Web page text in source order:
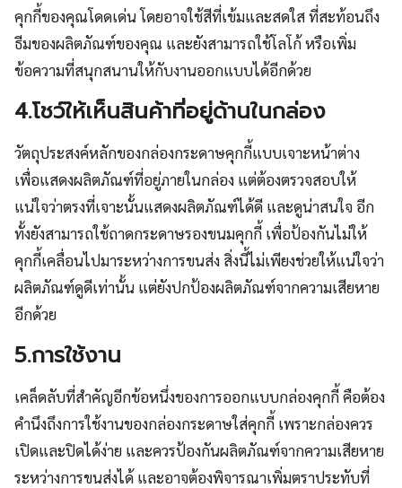
คุกกี้ของคุณโดดเด่น โดยอาจใช้สีที่เข้มและสดใส ที่สะท้อนถึง
ธีมของผลิตภัณฑ์ของคุณ และยังสามารถใช้โลโก้ หรือเพิ่ม
ข้อความที่สนุกสนานให้กับงานออกแบบได้อีกด้วย
4.โชว์ให้เห็นสินค้าที่อยู่ด้านในกล่อง
วัตถุประสงค์หลักของกล่องกระดาษคุกกี้แบบเจาะหน้าต่าง
เพื่อแสดงผลิตภัณฑ์ที่อยู่ภายในกล่อง แต่ต้องตรวจสอบให้
แน่ใจว่าตรงที่เจาะนั้นแสดงผลิตภัณฑ์ได้ดี และดูน่าสนใจ อีก
ทั้งยังสามารถใช้ถาดกระดาษรองขนมคุกกี้ เพื่อป้องกันไม่ให้
คุกกี้เคลื่อนไปมาระหว่างการขนส่ง สิ่งนี้ไม่เพียงช่วยให้แน่ใจว่า
ผลิตภัณฑ์ดูดีเท่านั้น แต่ยังปกป้องผลิตภัณฑ์จากความเสียหาย
อีกด้วย
5.การใช้งาน
เคล็ดลับที่สำคัญอีกข้อหนึ่งของการออกแบบกล่องคุกกี้ คือต้อง
คำนึงถึงการใช้งานของกล่องกระดาษใส่คุกกี้ เพราะกล่องควร
เปิดและปิดได้ง่าย และควรป้องกันผลิตภัณฑ์จากความเสียหาย
ระหว่างการขนส่งได้ และอาจต้องพิจารณาเพิ่มตราประทับที่